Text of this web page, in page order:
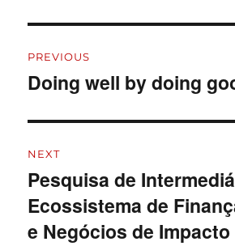
PREVIOUS
Doing well by doing
NEXT
Pesquisa de
Ecossistema de
e Negócios de Impacto